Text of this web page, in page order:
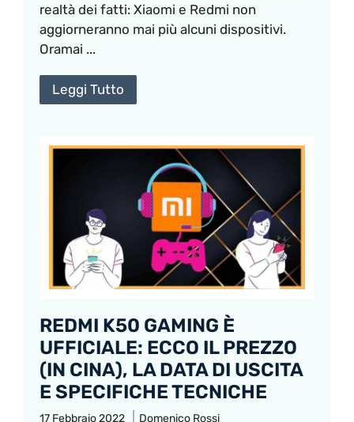
realtà dei fatti: Xiaomi e Redmi non
aggiorneranno mai più alcuni dispositivi.
Oramai ...
Leggi Tutto
REDMI K50 GAMING È
UFFICIALE: ECCO IL PREZZO
(IN CINA), LA DATA DI USCITA
E SPECIFICHE TECNICHE
17 Febbraio 2022 Domenico Rossi